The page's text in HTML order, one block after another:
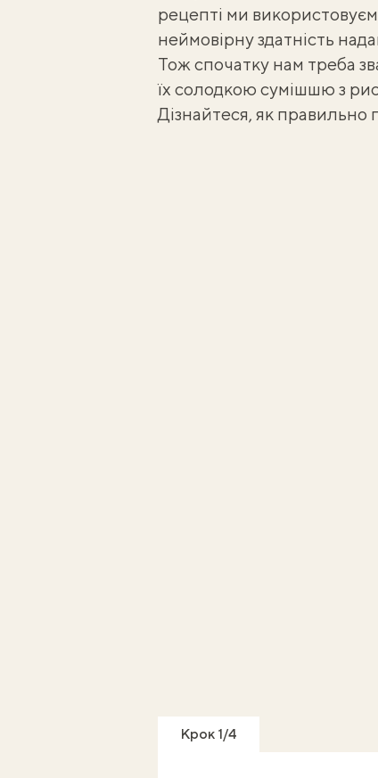
рецепті ми
неймовірну здатність
Тож спочатку нам треба
їх солодкою сумішшю з
Дізнайтеся, як правильно
Крок 1/4